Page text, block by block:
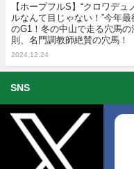
【ホープフルS】“クロワデュ
ルなんて目じゃない！”今年最
のG1！冬の中山で走る穴馬の
則、名門調教師絶賛の穴馬！
2024.12.24
SNS